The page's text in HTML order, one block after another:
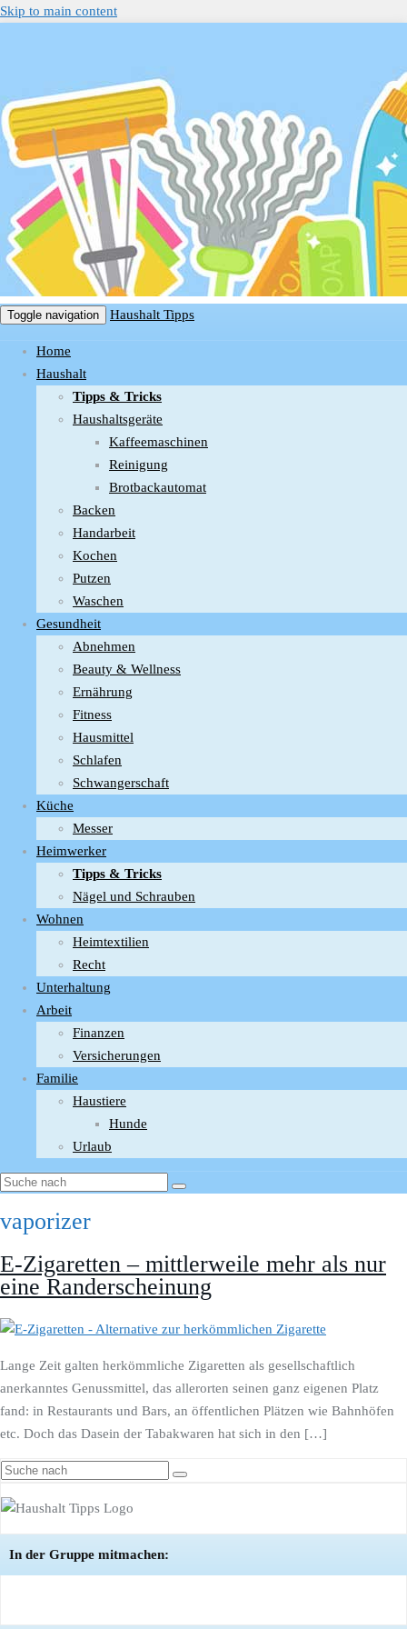
Skip to main content
Toggle navigation Haushalt Tipps
Home
Haushalt
Tipps & Tricks
Haushaltsgeräte
Kaffeemaschinen
Reinigung
Brotbackautomat
Backen
Handarbeit
Kochen
Putzen
Waschen
Gesundheit
Abnehmen
Beauty & Wellness
Ernährung
Fitness
Hausmittel
Schlafen
Schwangerschaft
Küche
Messer
Heimwerker
Tipps & Tricks
Nägel und Schrauben
Wohnen
Heimtextilien
Recht
Unterhaltung
Arbeit
Finanzen
Versicherungen
Familie
Haustiere
Hunde
Urlaub
vaporizer
E-Zigaretten – mittlerweile mehr als nur
eine Randerscheinung
Lange Zeit galten herkömmliche Zigaretten als gesellschaftlich
anerkanntes Genussmittel, das allerorten seinen ganz eigenen Platz
fand: in Restaurants und Bars, an öffentlichen Plätzen wie Bahnhöfen
etc. Doch das Dasein der Tabakwaren hat sich in den […]
In der Gruppe mitmachen: